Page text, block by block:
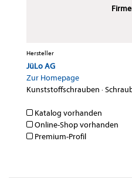
Hersteller
JüLo AG
Zur Homepage
Kunststoffschrauben ·
Katalog vorhanden
Online-Shop vorhanden
Premium-Profil